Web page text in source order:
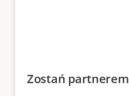
Zostań partnerem